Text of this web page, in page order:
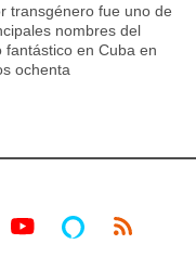
transgénero fue uno de
nombres del
fantástico en Cuba en
ochenta